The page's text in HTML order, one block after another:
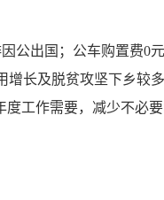
公出国；公车购置费0
增长及脱贫攻坚下乡较
工作需要，减少不必要